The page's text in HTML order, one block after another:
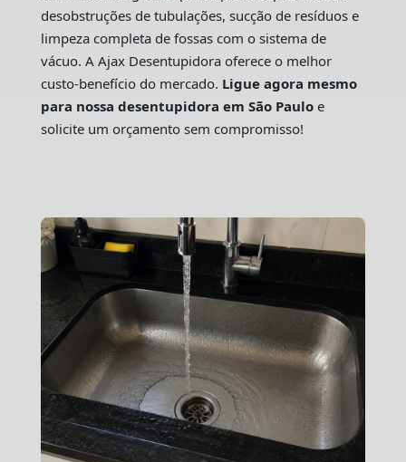
desobstruções de tubulações, sucção de resíduos e
limpeza completa de fossas com o sistema de
vácuo. A Ajax Desentupidora oferece o melhor
custo-benefício do mercado. Ligue agora mesmo
para nossa desentupidora em São Pauloe
solicite um orçamento sem compromisso!